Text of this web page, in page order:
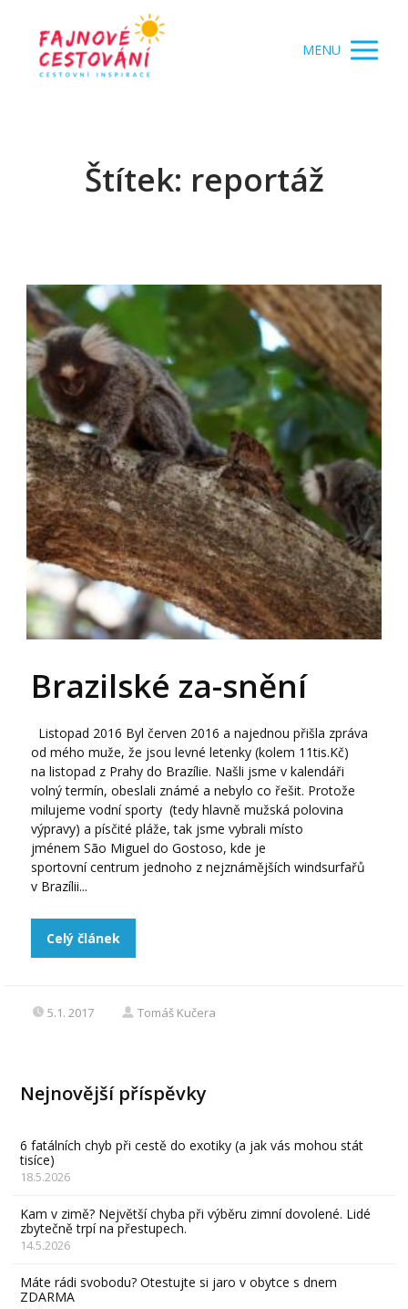
MENU
Štítek: reportáž
Brazilské za-snění
Listopad 2016 Byl červen 2016 a najednou přišla zpráva
od mého muže, že jsou levné letenky (kolem 11tis.Kč)
na listopad z Prahy do Brazílie. Našli jsme v kalendáři
volný termín, obeslali známé a nebylo co řešit. Protože
milujeme vodní sporty (tedy hlavně mužská polovina
výpravy) a písčité pláže, tak jsme vybrali místo
jménem São Miguel do Gostoso, kde je
sportovní centrum jednoho z nejznámějších windsurfařů
v Brazílii...
Celý článek
5.1. 2017 Tomáš Kučera
Nejnovější příspěvky
6 fatálních chyb při cestě do exotiky (a jak vás mohou stát
tisíce)
18.5.2026
Kam v zimě? Největší chyba při výběru zimní dovolené. Lidé
zbytečně trpí na přestupech.
14.5.2026
Máte rádi svobodu? Otestujte si jaro v obytce s dnem
ZDARMA